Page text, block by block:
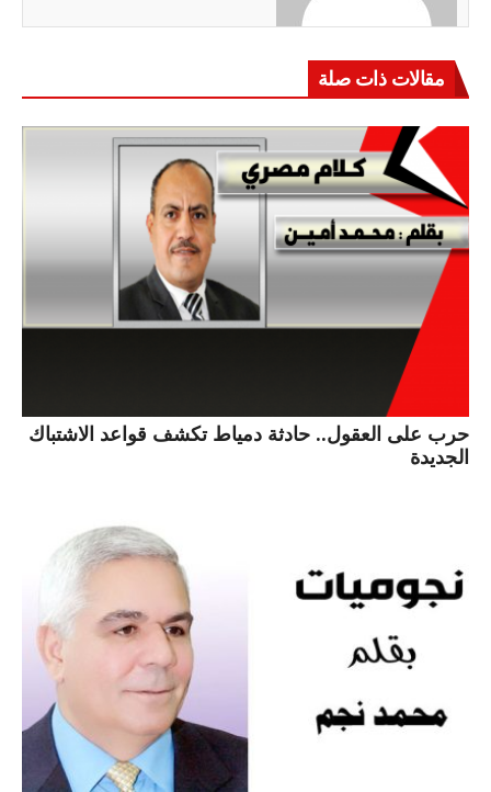
مقالات ذات صلة
حرب على العقول.. حادثة دمياط تكشف قواعد الاشتباك
الجديدة